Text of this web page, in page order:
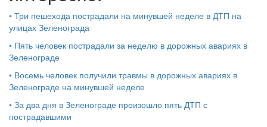
• Три пешехода пострадали на минувшей неделе в ДТП на
улицах Зеленограда
• Пять человек пострадали за неделю в дорожных авариях в
Зеленограде
• Восемь человек получили травмы в дорожных авариях в
Зеленограде на минувшей неделе
• За два дня в Зеленограде произошло пять ДТП с
пострадавшими